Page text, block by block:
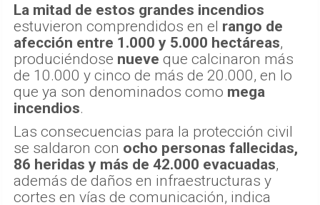
La mitad de estos grandes incendios
estuvieron comprendidos en el rango de
afección entre 1.000 y 5.000 hectáreas,
produciéndose nueve que calcinaron más
de 10.000 y cinco de más de 20.000, en lo
que ya son denominados como mega
incendios.
Las consecuencias para la protección civil
se saldaron con ocho personas fallecidas,
86 heridas y más de 42.000 evacuadas,
además de daños en infraestructuras y
cortes en vías de comunicación, indica